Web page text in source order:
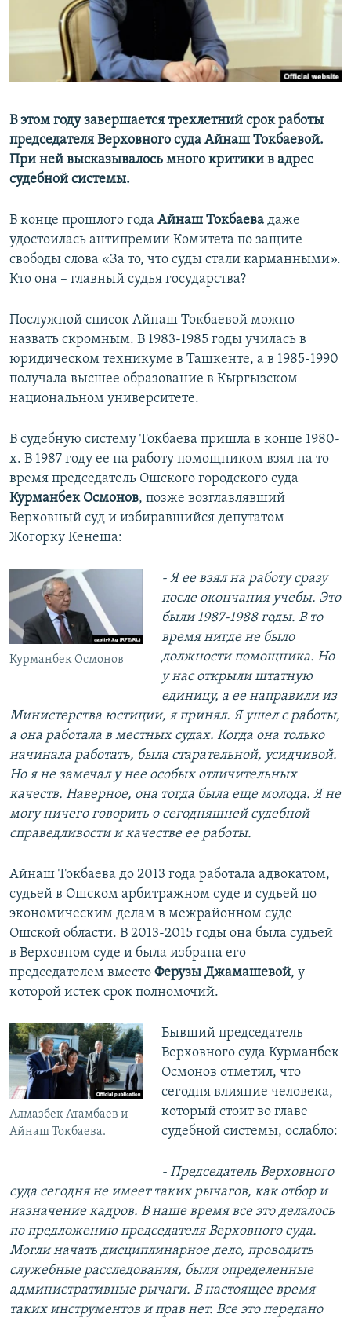
В этом году завершается трехлетний срок работы
председателя Верховного суда Айнаш Токбаевой.
При ней высказывалось много критики в адрес
судебной системы.
В конце прошлого года Айнаш Токбаева даже
удостоилась антипремии Комитета по защите
свободы слова «За то, что суды стали карманными».
Кто она – главный судья государства?
Послужной список Айнаш Токбаевой можно
назвать скромным. В 1983-1985 годы училась в
юридическом техникуме в Ташкенте, а в 1985-1990
получала высшее образование в Кыргызском
национальном университете.
В судебную систему Токбаева пришла в конце 1980-
х. В 1987 году ее на работу помощником взял на то
время председатель Ошского городского суда
Курманбек Осмонов, позже возглавлявший
Верховный суд и избиравшийся депутатом
Жогорку Кенеша:
Курманбек Осмонов
- Я ее взял на работу сразу
после окончания учебы. Это
были 1987-1988 годы. В то
время нигде не было
должности помощника. Но
у нас открыли штатную
единицу, а ее направили из
Министерства юстиции, я принял. Я ушел с работы,
а она работала в местных судах. Когда она только
начинала работать, была старательной, усидчивой.
Но я не замечал у нее особых отличительных
качеств. Наверное, она тогда была еще молода. Я не
могу ничего говорить о сегодняшней судебной
справедливости и качестве ее работы.
Айнаш Токбаева до 2013 года работала адвокатом,
судьей в Ошском арбитражном суде и судьей по
экономическим делам в межрайонном суде
Ошской области. В 2013-2015 годы она была судьей
в Верховном суде и была избрана его
председателем вместо Ферузы Джамашевой, у
которой истек срок полномочий.
Алмазбек Атамбаев и
Айнаш Токбаева.
Бывший председатель
Верховного суда Курманбек
Осмонов отметил, что
сегодня влияние человека,
который стоит во главе
судебной системы, ослабло:
- Председатель Верховного
суда сегодня не имеет таких рычагов, как отбор и
назначение кадров. В наше время все это делалось
по предложению председателя Верховного суда.
Могли начать дисциплинарное дело, проводить
служебные расследования, были определенные
административные рычаги. В настоящее время
таких инструментов и прав нет. Все это передано